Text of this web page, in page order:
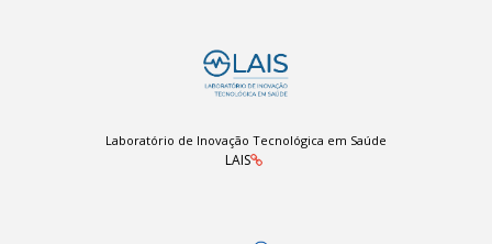
Laboratório de Inovação Tecnológica em Saúde
LAIS